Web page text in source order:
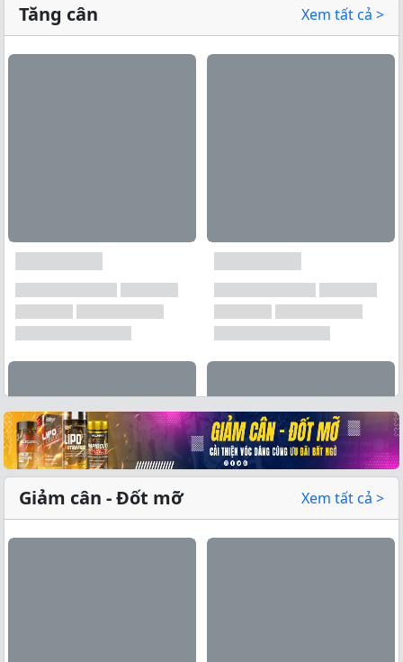
Xem tất cả →
Xem tất cả →
Tăng cân Xem tất cả >
Giảm cân - Đốt mỡ Xem tất cả >